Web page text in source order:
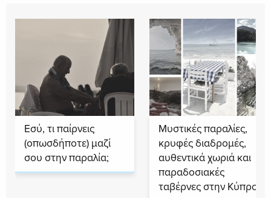
Εσύ, τι παίρνεις
(οπωσδήποτε) μαζί
σου στην παραλία;
Μυστικές παραλίες,
κρυφές διαδρομές,
αυθεντικά χωριά και
παραδοσιακές
ταβέρνες στην Κύπρο